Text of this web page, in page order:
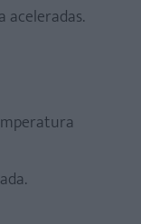
aceleradas.